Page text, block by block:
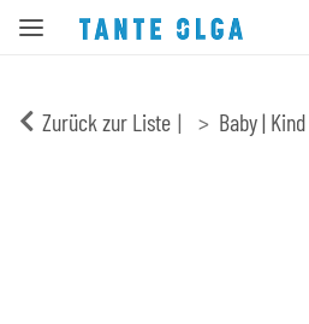
Zurück zur Liste Baby | Kind